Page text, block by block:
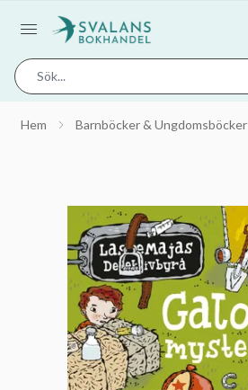
Hem Barnböcker & Ungdomsböcker